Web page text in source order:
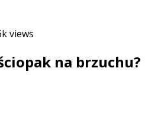
views
na brzuchu?